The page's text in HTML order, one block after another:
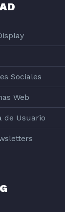
Sociales
Web
de Usuario